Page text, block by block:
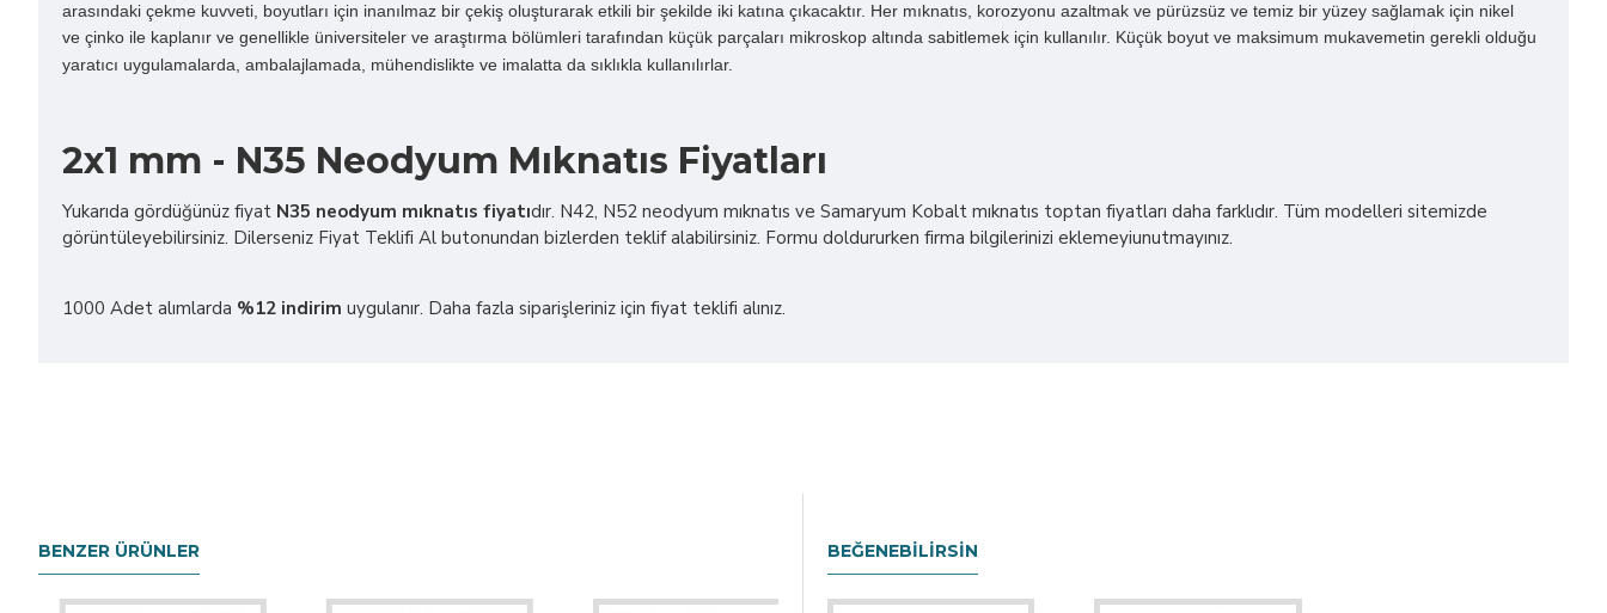
arasındaki çekme kuvveti, boyutları için inanılmaz bir çekiş oluşturarak etkili bir şekilde iki katına çıkacaktır. Her mıknatıs, korozyonu azaltmak ve pürüzsüz ve temiz bir yüzey sağlamak için nikel
ve çinko ile kaplanır ve genellikle üniversiteler ve araştırma bölümleri tarafından küçük parçaları mikroskop altında sabitlemek için kullanılır. Küçük boyut ve maksimum mukavemetin gerekli olduğu
yaratıcı uygulamalarda, ambalajlamada, mühendislikte ve imalatta da sıklıkla kullanılırlar.
2x1 mm - N35 Neodyum Mıknatıs Fiyatları
Yukarıda gördüğünüz fiyat N35 neodyum mıknatıs fiyatıdır. N42, N52 neodyum mıknatıs ve Samaryum Kobalt mıknatıs toptan fiyatları daha farklıdır. Tüm modelleri sitemizde
görüntüleyebilirsiniz. Dilerseniz Fiyat Teklifi Al butonundan bizlerden teklif alabilirsiniz. Formu doldururken firma bilgilerinizi eklemeyiunutmayınız.
1000 Adet alımlarda %12 indirim uygulanır. Daha fazla siparişleriniz için fiyat teklifi alınız.
BENZER ÜRÜNLER BEĞENEBILIRSIN